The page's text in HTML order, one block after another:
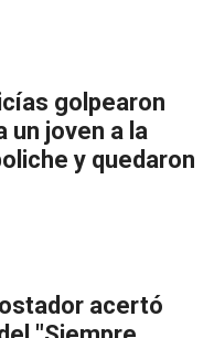
golpearon
un joven a la
y quedaron
acertó